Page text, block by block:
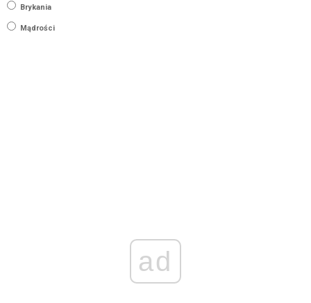
Brykania
Mądrości
ad